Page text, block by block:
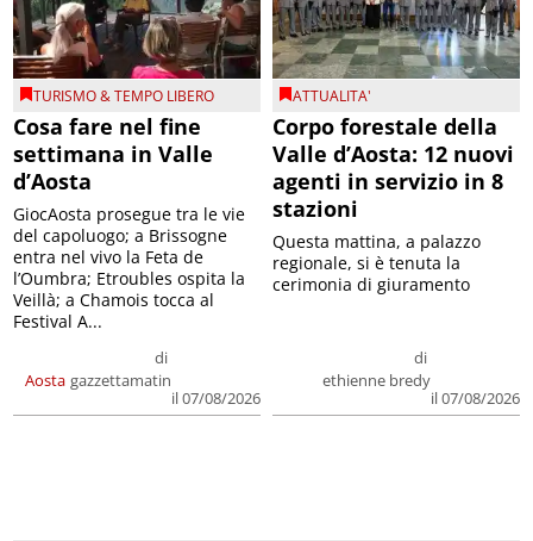
TURISMO & TEMPO LIBERO
Cosa fare nel fine
settimana in Valle
d’Aosta
Aosta
di
gazzettamatin
il 07/08/2026
GiocAosta prosegue tra le vie
del capoluogo; a Brissogne
entra nel vivo la Feta de
l’Oumbra; Etroubles ospita la
Veillà; a Chamois tocca al
Festival A...
ATTUALITA'
Corpo forestale della
Valle d’Aosta: 12 nuovi
agenti in servizio in 8
stazioni
di
ethienne bredy
il 07/08/2026
Questa mattina, a palazzo
regionale, si è tenuta la
cerimonia di giuramento